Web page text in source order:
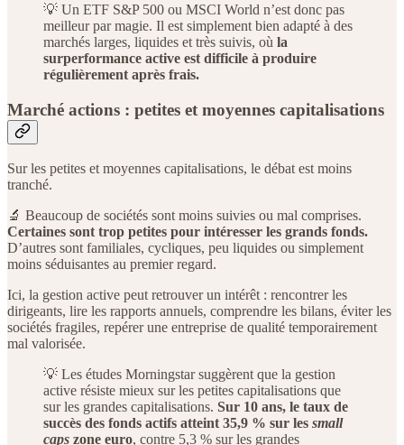
💡 Un ETF S&P 500 ou MSCI World n’est donc pas
meilleur par magie. Il est simplement bien adapté à des
marchés larges, liquides et très suivis, où la
surperformance active est difficile à produire
régulièrement après frais.
Marché actions : petites et moyennes capitalisations
Sur les petites et moyennes capitalisations, le débat est moins
tranché.
🔬 Beaucoup de sociétés sont moins suivies ou mal comprises.
Certaines sont trop petites pour intéresser les grands fonds.
D’autres sont familiales, cycliques, peu liquides ou simplement
moins séduisantes au premier regard.
Ici, la gestion active peut retrouver un intérêt : rencontrer les
dirigeants, lire les rapports annuels, comprendre les bilans, éviter les
sociétés fragiles, repérer une entreprise de qualité temporairement
mal valorisée.
💡 Les études Morningstar suggèrent que la gestion
active résiste mieux sur les petites capitalisations que
sur les grandes capitalisations. Sur 10 ans, le taux de
succès des fonds actifs atteint 35,9 % sur les small
caps zone euro, contre 5,3 % sur les grandes